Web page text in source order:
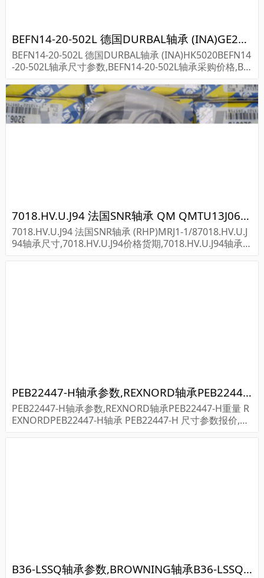
BEFN14-20-502L 德国DURBAL轴承 (INA)GE280 DO-2RS
BEFN14-20-502L 德国DURBAL轴承 (INA)HK5020BEFN14
-20-502L轴承尺寸参数,BEFN14-20-502L轴承采购价格,BE
7018.HV.U.J94 法国SNR轴承 QM QMTU13J065ST
7018.HV.U.J94 法国SNR轴承 (RHP)MRJ1-1/87018.HV.U.J
94轴承尺寸,7018.HV.U.J94价格货期,7018.HV.U.J94轴承采
PEB22447-H轴承参数,REXNORD轴承PEB22447-H重量
PEB22447-H轴承参数,REXNORD轴承PEB22447-H重量 R
EXNORDPEB22447-H轴承 PEB22447-H 尺寸参数报价,RE
B36-LSSQ轴承参数,BROWNING轴承B36-LSSQ重量